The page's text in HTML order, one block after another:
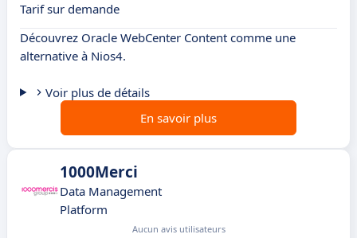
Tarif sur demande
Découvrez Oracle WebCenter Content comme une
alternative à Nios4.
Voir plus de détails
En savoir plus
1000Merci
Data Management
Platform
Aucun avis utilisateurs